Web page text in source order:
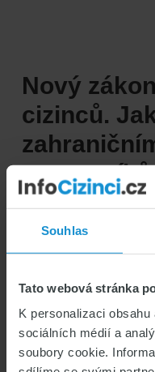
Souhlas
Tato webová stránka
K personalizaci
sociálních médií a
soubory cookie.
Nový
cizinců.
ČR
SŇATEK S
VÍZOVÉ INFORMACE &
13/07/2026Marek